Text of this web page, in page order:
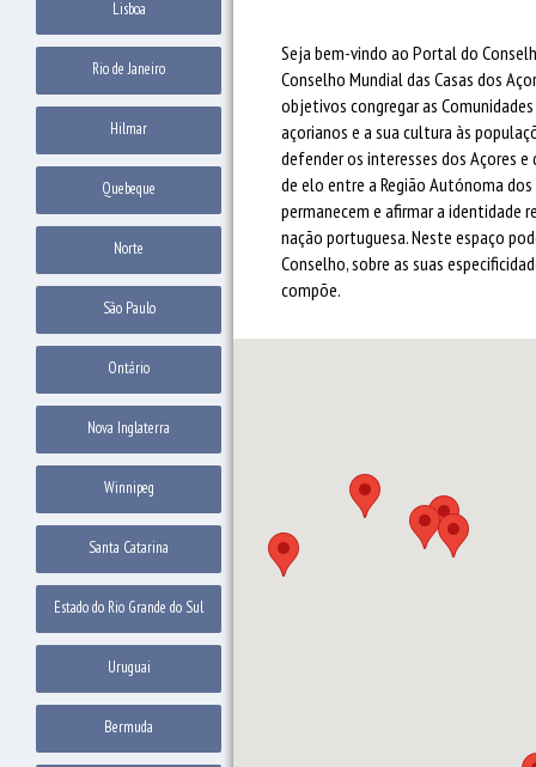
Lisboa
Rio de Janeiro
Hilmar
Quebeque
Norte
São Paulo
Ontário
Nova Inglaterra
Winnipeg
Santa Catarina
Estado do Rio Grande do Sul
Uruguai
Bermuda
Seja bem-vindo ao Portal do
Conselho Mundial das Casas dos
objetivos congregar as
açorianos e a sua cultura às
defender os interesses dos Açores
de elo entre a Região Autónoma
permanecem e afirmar a identidade
nação portuguesa. Neste espaço
Conselho, sobre as suas
compõe.